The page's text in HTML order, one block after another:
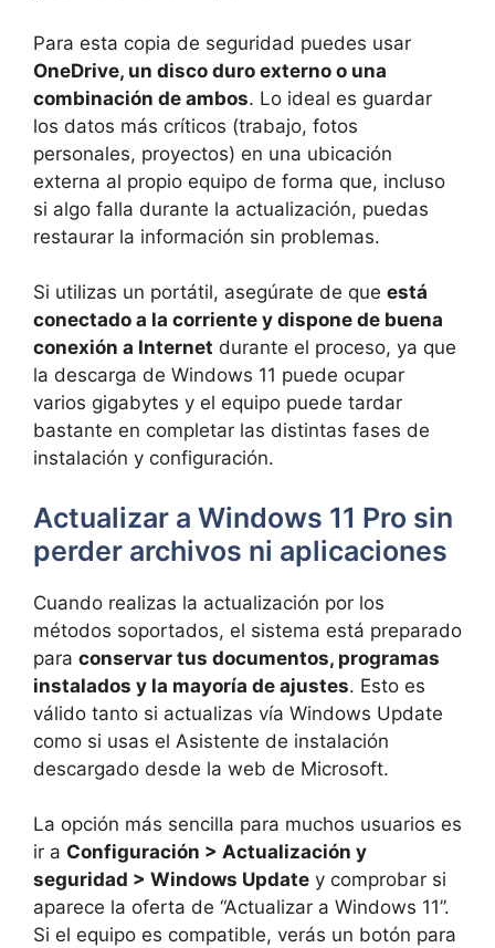
Para esta copia de seguridad puedes usar
OneDrive, un disco duro externo o una
combinación de ambos. Lo ideal es guardar
los datos más críticos (trabajo, fotos
personales, proyectos) en una ubicación
externa al propio equipo de forma que, incluso
si algo falla durante la actualización, puedas
restaurar la información sin problemas.
Si utilizas un portátil, asegúrate de que está
conectado a la corriente y dispone de buena
conexión a Internet durante el proceso, ya que
la descarga de Windows 11 puede ocupar
varios gigabytes y el equipo puede tardar
bastante en completar las distintas fases de
instalación y configuración.
Actualizar a Windows 11 Pro sin
perder archivos ni aplicaciones
Cuando realizas la actualización por los
métodos soportados, el sistema está preparado
para conservar tus documentos, programas
instalados y la mayoría de ajustes. Esto es
válido tanto si actualizas vía Windows Update
como si usas el Asistente de instalación
descargado desde la web de Microsoft.
La opción más sencilla para muchos usuarios es
ir a Configuración > Actualización y
seguridad > Windows Update y comprobar si
aparece la oferta de “Actualizar a Windows 11”.
Si el equipo es compatible, verás un botón para